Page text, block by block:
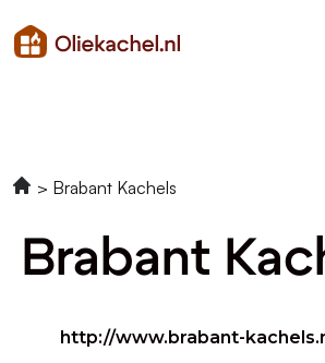
Brabant Kachels
Brabant
http://www.brabant-